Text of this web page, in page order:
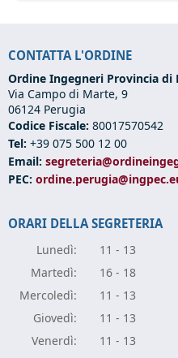
CONTATTA L'ORDINE
Ordine Ingegneri Provincia di
Via Campo di Marte, 9
06124 Perugia
Codice Fiscale: 80017570542
Tel: +39 075 500 12 00
Email:
PEC:
ORARI DELLA SEGRETERIA
Lunedì:
11 - 13
Martedì:
16 - 18
Mercoledì:
11 - 13
Giovedì:
11 - 13
Venerdì: 11 - 13